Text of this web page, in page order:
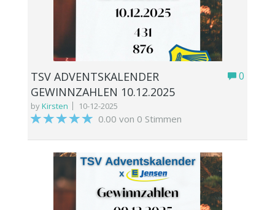
0
TSV ADVENTSKALENDER
GEWINNZAHLEN 10.12.2025
byKirsten 10-12-2025
0.00 von 0 Stimmen